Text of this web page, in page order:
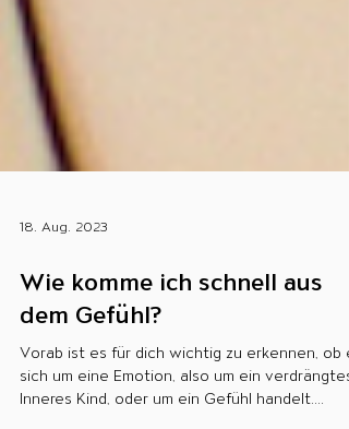
Wie komme ich schnell aus
dem Gefühl?
Vorab ist es für dich wichtig zu erkennen, ob
sich um eine Emotion, also um ein verdrängtes